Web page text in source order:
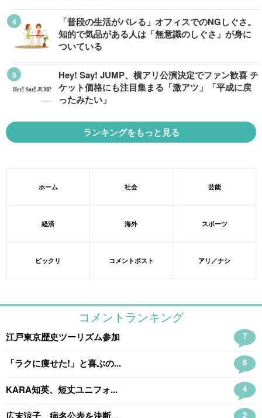
「普段の生活がバレる」オフィスでのNGしぐさ。
知的で気品がある人は「無意識のしぐさ」が身に
ついている
Hey! Say! JUMP、横アリ公演決定でファン歓喜 チ
ケット価格にも注目集まる「激アツ」「平成に戻
ったみたい」
ランキングをもっと見る
ホーム 社会 芸能
経済 海外 スポーツ
ビックリ コメントポスト アリ／ナシ